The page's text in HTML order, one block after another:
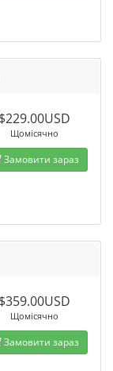
$229.00USD
Щомісячно
Замовити зараз
$359.00USD
Щомісячно
Замовити зараз